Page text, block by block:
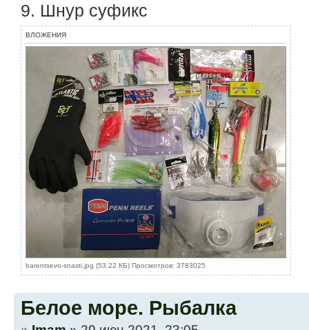
9. Шнур суфикс
ВЛОЖЕНИЯ
barentsevo-snasti.jpg (53.22 КБ) Просмотров: 3783025
Белое море. Рыбалка